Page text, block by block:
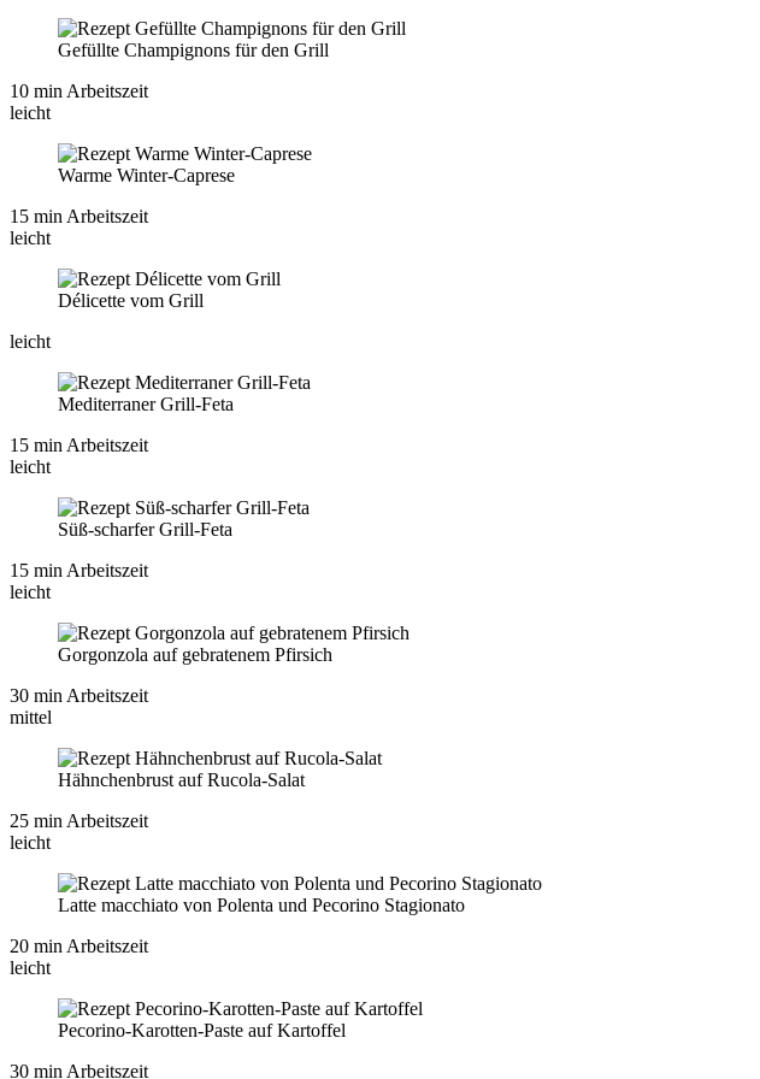
Gefüllte Champignons für den Grill
10 min Arbeitszeit
leicht
Warme Winter-Caprese
15 min Arbeitszeit
leicht
Délicette vom Grill
leicht
Mediterraner Grill-Feta
15 min Arbeitszeit
leicht
Süß-scharfer Grill-Feta
15 min Arbeitszeit
leicht
Gorgonzola auf gebratenem Pfirsich
30 min Arbeitszeit
mittel
Hähnchenbrust auf Rucola-Salat
25 min Arbeitszeit
leicht
Latte macchiato von Polenta und Pecorino Stagionato
20 min Arbeitszeit
leicht
Pecorino-Karotten-Paste auf Kartoffel
30 min Arbeitszeit